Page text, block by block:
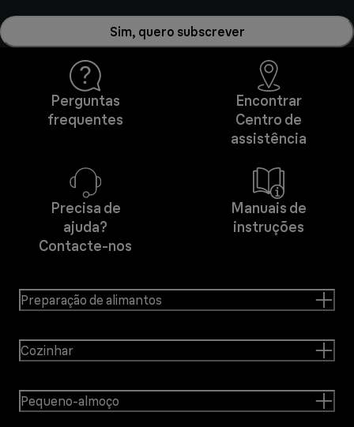
Sim, quero subscrever
Perguntas
frequentes
Encontrar
Centro de
assistência
Precisa de
ajuda?
Contacte-nos
Manuais de
instruções
Preparação de alimantos
Cozinhar
Pequeno-almoço